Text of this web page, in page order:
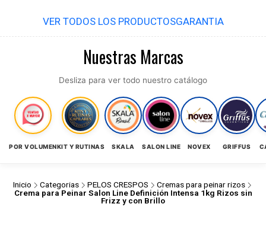
VER TODOS LOS PRODUCTOSGARANTIA
Nuestras Marcas
Desliza para ver todo nuestro catálogo
POR VOLUMENKIT Y RUTINAS SKALA SALON LINE NOVEX GRIFFUS
Inicio Categorias PELOS CRESPOS
Cremas para peinar rizos
Crema para Peinar Salon Line Definición Intensa 1kg Rizos sin
Frizz y con Brillo